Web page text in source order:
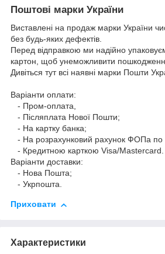
Поштові марки України
Виставлені на продаж марки України
без будь-яких дефектів.
Перед відправкою ми надійно
картон, щоб унеможливити
Дивіться тут всі наявні марки Пошти
Варіанти оплати:
- Пром-оплата,
- Післяплата Нової Пошти;
- На картку банка;
- На розрахунковий рахунок ФОПа по
- Кредитною карткою Visa/Mastercard.
Варіанти доставки:
- Нова Пошта;
- Укрпошта.
Приховати
Характеристики